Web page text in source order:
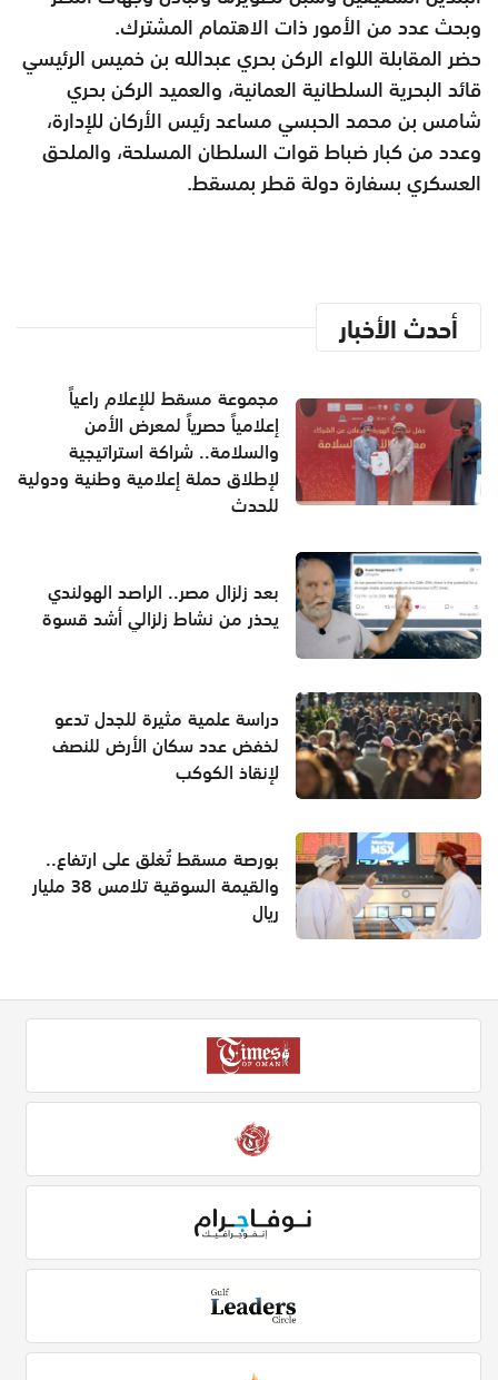
وبحث عدد من الأمور ذات الاهتمام المشترك.
حضر المقابلة اللواء الركن بحري عبدالله بن خميس الرئيسي
قائد البحرية السلطانية العمانية، والعميد الركن بحري
شامس بن محمد الحبسي مساعد رئيس الأركان للإدارة،
وعدد من كبار ضباط قوات السلطان المسلحة، والملحق
العسكري بسفارة دولة قطر بمسقط.
أحدث الأخبار
مجموعة مسقط للإعلام راعياً
إعلامياً حصرياً لمعرض الأمن
والسلامة.. شراكة استراتيجية
لإطلاق حملة إعلامية وطنية ودولية
للحدث
بعد زلزال مصر.. الراصد الهولندي
يحذر من نشاط زلزالي أشد قسوة
دراسة علمية مثيرة للجدل تدعو
لخفض عدد سكان الأرض للنصف
لإنقاذ الكوكب
بورصة مسقط تُغلق على ارتفاع..
والقيمة السوقية تلامس 38 مليار
ريال